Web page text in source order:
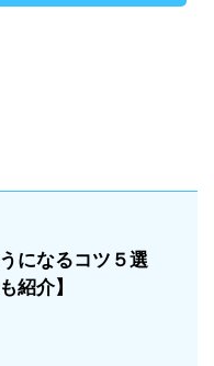
になるコツ５選
紹介】